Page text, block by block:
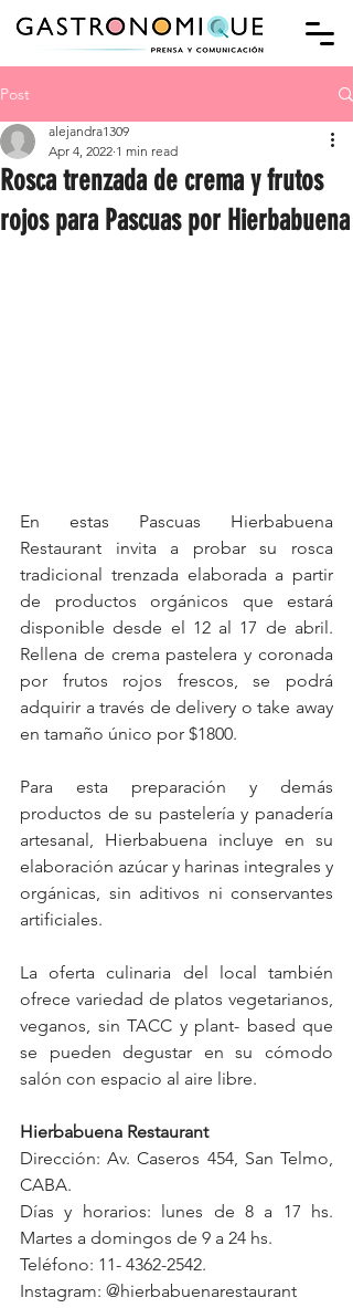
Post
Rosca trenzada de crema y frutos
rojos para Pascuas por Hierbabuena
alejandra1309
Apr 4, 2022 1 min read
En estas Pascuas Hierbabuena
Restaurant invita a probar su rosca
tradicional trenzada elaborada a partir
de productos orgánicos que estará
disponible desde el 12 al 17 de abril.
Rellena de crema pastelera y coronada
por frutos rojos frescos, se podrá
adquirir a través de delivery o take away
en tamaño único por $1800.
Para esta preparación y demás
productos de su pastelería y panadería
artesanal, Hierbabuena incluye en su
elaboración azúcar y harinas integrales y
orgánicas, sin aditivos ni conservantes
artificiales.
La oferta culinaria del local también
ofrece variedad de platos vegetarianos,
veganos, sin TACC y plant- based que
se pueden degustar en su cómodo
salón con espacio al aire libre.
Hierbabuena Restaurant
Dirección: Av. Caseros 454, San Telmo,
CABA.
Días y horarios: lunes de 8 a 17 hs.
Martes a domingos de 9 a 24 hs.
Teléfono: 11- 4362-2542.
Instagram: @hierbabuenarestaurant